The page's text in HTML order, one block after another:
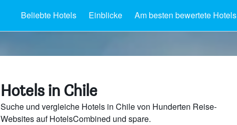
Beliebte Hotels Einblicke Am besten bewertete Hotels
Hotels in Chile
Suche und vergleiche Hotels in Chile von Hunderten Reise-
Websites auf HotelsCombined und spare.